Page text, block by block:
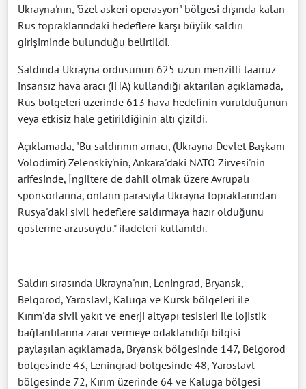
Ukrayna'nın, "özel askeri operasyon" bölgesi dışında kalan
Rus topraklarındaki hedeflere karşı büyük saldırı
girişiminde bulunduğu belirtildi.
Saldırıda Ukrayna ordusunun 625 uzun menzilli taarruz
insansız hava aracı (İHA) kullandığı aktarılan açıklamada,
Rus bölgeleri üzerinde 613 hava hedefinin vurulduğunun
veya etkisiz hale getirildiğinin altı çizildi.
Açıklamada, "Bu saldırının amacı, (Ukrayna Devlet Başkanı
Volodimir) Zelenskiy'nin, Ankara'daki NATO Zirvesi'nin
arifesinde, İngiltere de dahil olmak üzere Avrupalı ​​
sponsorlarına, onların parasıyla Ukrayna topraklarından
Rusya'daki sivil hedeflere saldırmaya hazır olduğunu
gösterme arzusuydu." ifadeleri kullanıldı.
Saldırı sırasında Ukrayna'nın, Leningrad, Bryansk,
Belgorod, Yaroslavl, Kaluga ve Kursk bölgeleri ile
Kırım'da sivil yakıt ve enerji altyapı tesisleri ile lojistik
bağlantılarına zarar vermeye odaklandığı bilgisi
paylaşılan açıklamada, Bryansk bölgesinde 147, Belgorod
bölgesinde 43, Leningrad bölgesinde 48, Yaroslavl
bölgesinde 72, Kırım üzerinde 64 ve Kaluga bölgesi